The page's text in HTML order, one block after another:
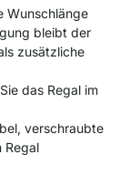
Wunschlänge
bleibt der
zusätzliche
das Regal im
verschraubte
Regal